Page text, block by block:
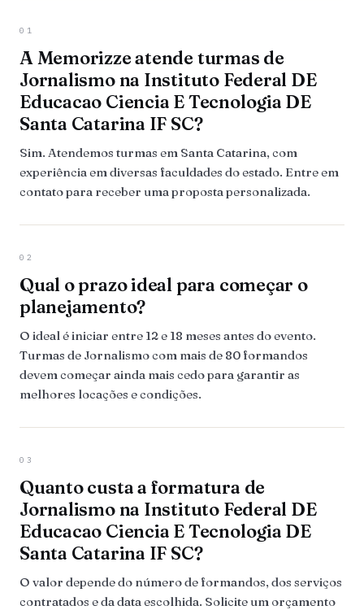
01
A Memorizze atende turmas de
Jornalismo na Instituto Federal DE
Educacao Ciencia E Tecnologia DE
Santa Catarina IF SC?
Sim. Atendemos turmas em Santa Catarina, com
experiência em diversas faculdades do estado. Entre em
contato para receber uma proposta personalizada.
02
Qual o prazo ideal para começar o
planejamento?
O ideal é iniciar entre 12 e 18 meses antes do evento.
Turmas de Jornalismo com mais de 80 formandos
devem começar ainda mais cedo para garantir as
melhores locações e condições.
03
Quanto custa a formatura de
Jornalismo na Instituto Federal DE
Educacao Ciencia E Tecnologia DE
Santa Catarina IF SC?
O valor depende do número de formandos, dos serviços
contratados e da data escolhida. Solicite um orçamento